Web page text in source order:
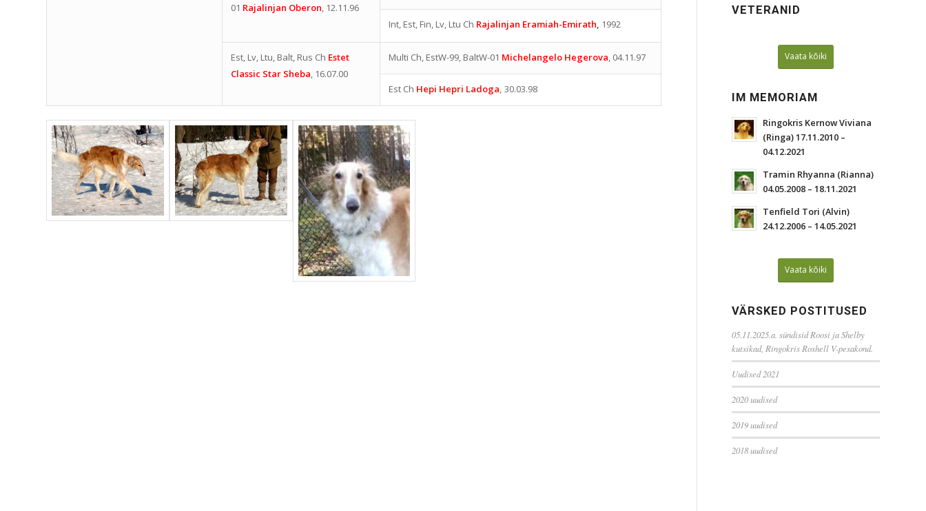
01 Rajalinjan Oberon , 12.11.96
Int, Est, Fin, Lv, Ltu Ch Rajalinjan Eramiah-Emirath 1992
Est, Lv, Ltu, Balt, Rus Ch Estet
Classic Star Sheba , 16.07.00
Multi Ch, EstW-99, BaltW-01 Michelangelo Hegerova , 04.11.97
Est Ch Hepi Hepri Ladoga 30.03.98
VETERANID
Vaata kõiki
IM MEMORIAM
Ringokris Kernow Viviana
(Ringa) 17.11.2010 –
04.12.2021
Tramin Rhyanna (Rianna)
04.05.2008 – 18.11.2021
Tenfield Tori (Alvin)
24.12.2006 – 14.05.2021
Vaata kõiki
VÄRSKED POSTITUSED
05.11.2025.a. sündisid Roosi ja Shelby
kutsikad, Ringokris Roshell V-pesakond.
Uudised 2021
2020 uudised
2019 uudised
2018 uudised